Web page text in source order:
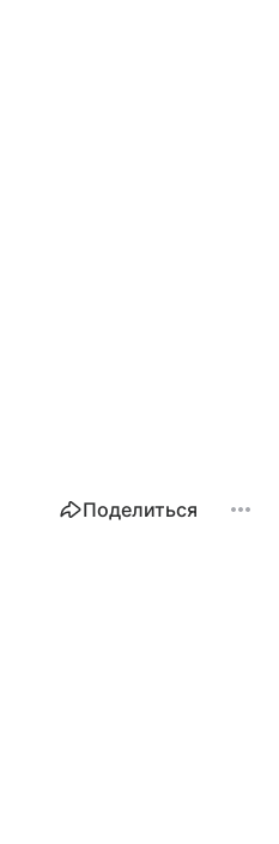
Поделиться